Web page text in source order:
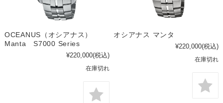
OCEANUS（オシアナス）
Manta S7000 Series
¥220,000(税込)
在庫切れ
オシアナス マンタ
¥220,000(税込)
在庫切れ